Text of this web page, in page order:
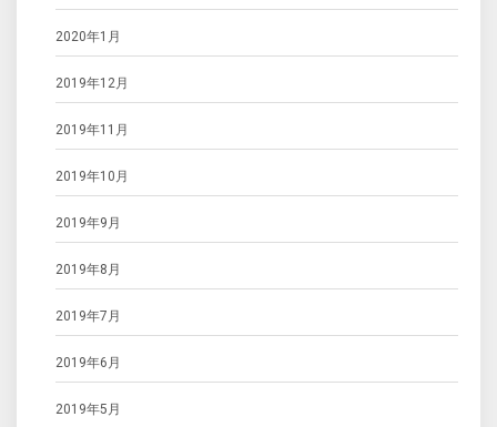
2020年1月
2019年12月
2019年11月
2019年10月
2019年9月
2019年8月
2019年7月
2019年6月
2019年5月